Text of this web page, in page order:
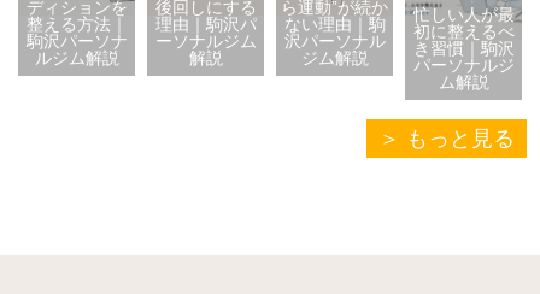
ディションを
整える方法｜
駒沢パーソナ
ルジム解説
後回しにする
理由｜駒沢パ
ーソナルジム
解説
ら運動”が続か
ない理由｜駒
沢パーソナル
ジム解説
忙しい人が最
初に整えるべ
き習慣｜駒沢
パーソナルジ
ム解説
もっと見る